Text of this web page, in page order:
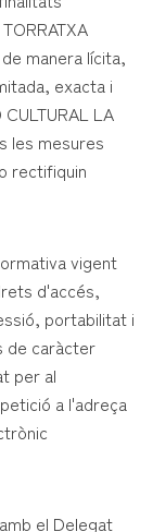
manera lícita,
exacta i
LA
les mesures
rectifiquin
vigent
d'accés,
portabilitat i
de caràcter
per al
a l'adreça
el Delegat